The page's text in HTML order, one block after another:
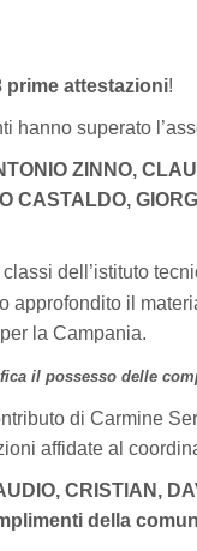
prime attestazioni!
hanno superato
ZINNO,
CASTALDO,
dell’istituto
approfondito il
la Campania.
il possesso delle
di Carmine
affidate al
CRISTIAN,
della